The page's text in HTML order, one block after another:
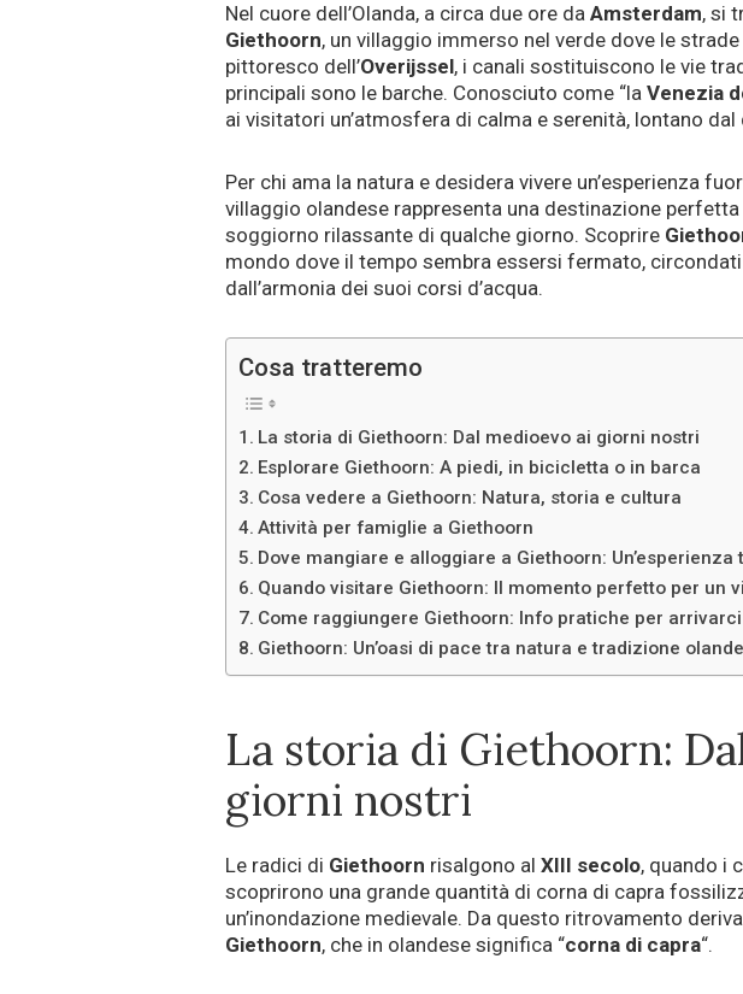
Nel cuore dell’Olanda, a circa due ore da Amsterdam, si
Giethoorn, un villaggio immerso nel verde dove le
pittoresco dell’Overijssel, i canali sostituiscono le vie
principali sono le barche. Conosciuto come “la Venezia
ai visitatori un’atmosfera di calma e serenità, lontano
Per chi ama la natura e desidera vivere un’esperienza
villaggio olandese rappresenta una destinazione
soggiorno rilassante di qualche giorno. Scoprire
mondo dove il tempo sembra essersi fermato,
dall’armonia dei suoi corsi d’acqua.
Cosa tratteremo
La storia di Giethoorn: Dal medioevo ai giorni nostri
Esplorare Giethoorn: A piedi, in bicicletta o in barca
Cosa vedere a Giethoorn: Natura, storia e cultura
Attività per famiglie a Giethoorn
Dove mangiare e alloggiare a Giethoorn:
Quando visitare Giethoorn: Il momento perfetto per un
Come raggiungere Giethoorn: Info pratiche per arrivarci
Giethoorn: Un’oasi di pace tra natura e tradizione
La storia di Giethoorn:
giorni nostri
Le radici di Giethoorn risalgono al XIII secolo, quando i
scoprirono una grande quantità di corna di capra
un’inondazione medievale. Da questo ritrovamento
Giethoorn, che in olandese significa “corna di capra“.